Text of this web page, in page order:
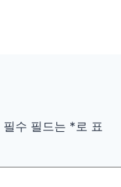
필수 필드는 *로 표